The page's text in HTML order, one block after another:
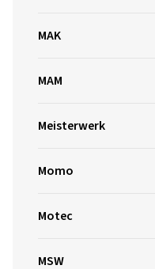
MAK
MAM
Meisterwerk
Momo
Motec
MSW